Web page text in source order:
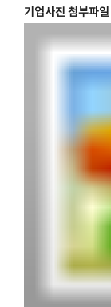
기업사진 첨부파일